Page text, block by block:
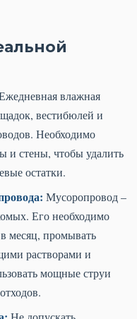
влажная
вестибюлей и
Необходимо
и стены, чтобы удалить
остатки.
Мусоропровод –
Его необходимо
месяц, промывать
растворами и
мощные струи